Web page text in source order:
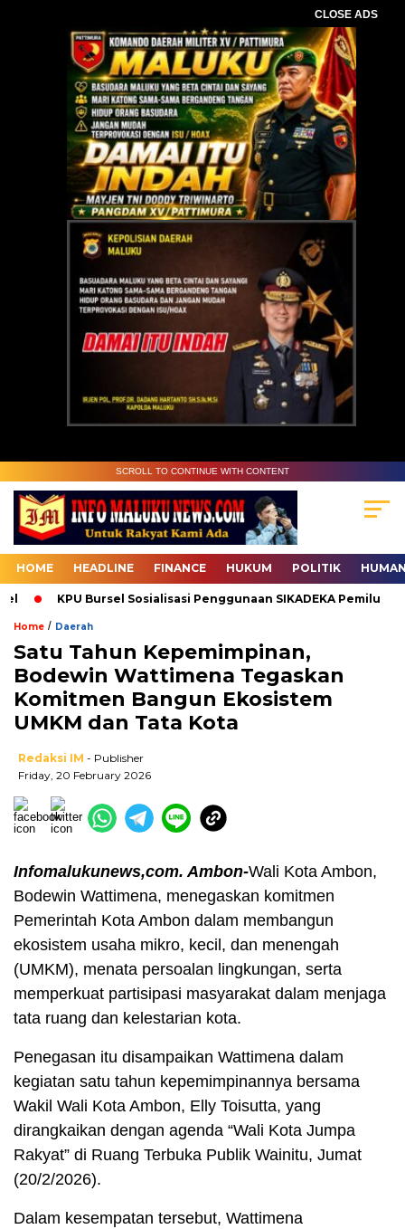
CLOSE ADS
SCROLL TO CONTINUE WITH CONTENT
HOME HEADLINE FINANCE HUKUM POLITIK
KPU Bursel Sosialisasi Penggunaan SIKADEKA Pemilu
Home / Daerah
Satu Tahun Kepemimpinan,
Bodewin Wattimena Tegaskan
Komitmen Bangun Ekosistem
UMKM dan Tata Kota
Redaksi IM - Publisher
Friday, 20 February 2026
Infomalukunews,com. Ambon-Wali Kota Ambon,
Bodewin Wattimena, menegaskan komitmen
Pemerintah Kota Ambon dalam membangun
ekosistem usaha mikro, kecil, dan menengah
(UMKM), menata persoalan lingkungan, serta
memperkuat partisipasi masyarakat dalam menjaga
tata ruang dan kelestarian kota.
Penegasan itu disampaikan Wattimena dalam
kegiatan satu tahun kepemimpinannya bersama
Wakil Wali Kota Ambon, Elly Toisutta, yang
dirangkaikan dengan agenda “Wali Kota Jumpa
Rakyat” di Ruang Terbuka Publik Wainitu, Jumat
(20/2/2026).
Dalam kesempatan tersebut, Wattimena